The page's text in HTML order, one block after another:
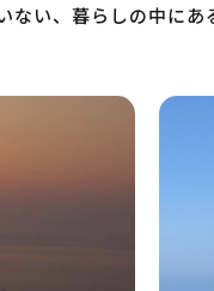
い、暮らしの中にあ